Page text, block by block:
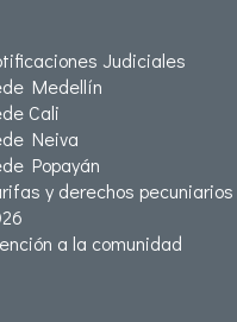
Judiciales
Medellín
Cali
Neiva
Popayán
y derechos pecuniarios
a la comunidad